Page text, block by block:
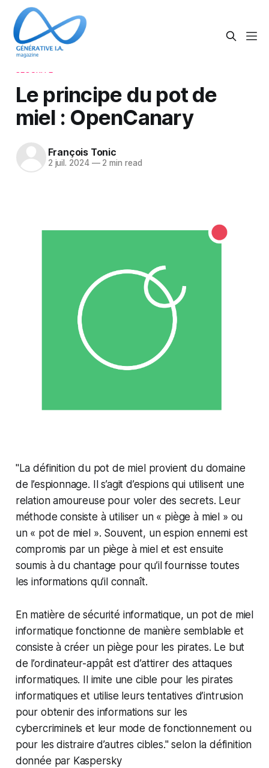
Le principe du pot de
miel : OpenCanary
François Tonic
2 juil. 2024 —2 min read
"La définition du pot de miel provient du domaine
de l’espionnage. Il s’agit d’espions qui utilisent une
relation amoureuse pour voler des secrets. Leur
méthode consiste à utiliser un « piège à miel » ou
un « pot de miel ». Souvent, un espion ennemi est
compromis par un piège à miel et est ensuite
soumis à du chantage pour qu’il fournisse toutes
les informations qu’il connaît.
En matière de sécurité informatique, un pot de miel
informatique fonctionne de manière semblable et
consiste à créer un piège pour les pirates. Le but
de l’ordinateur-appât est d’attirer des attaques
informatiques. Il imite une cible pour les pirates
informatiques et utilise leurs tentatives d’intrusion
pour obtenir des informations sur les
cybercriminels et leur mode de fonctionnement ou
pour les distraire d’autres cibles." selon la définition
donnée par Kaspersky